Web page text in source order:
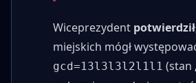
Wiceprezydent potwierdził
miejskich mógł
gcd=13l3l3l2l1l1 (stan